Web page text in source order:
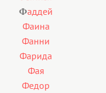
Фаддей
Фаина
Фанни
Фарида
Фая
Федор